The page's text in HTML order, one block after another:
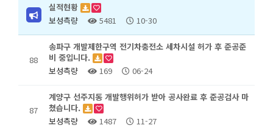
실적현황
보성측량
5481 10-30
88
송파구 개발제한구역 전기차충전소 세차시설 허가 후 준공준
비 중입니다.
보성측량
169 06-24
87
계양구 선주지동 개발행위허가 받아 공사완료 후 준공검사 마
쳤습니다.
보성측량
1487 11-27